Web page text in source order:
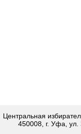
Центральная
450008, г. Уфа, ул.